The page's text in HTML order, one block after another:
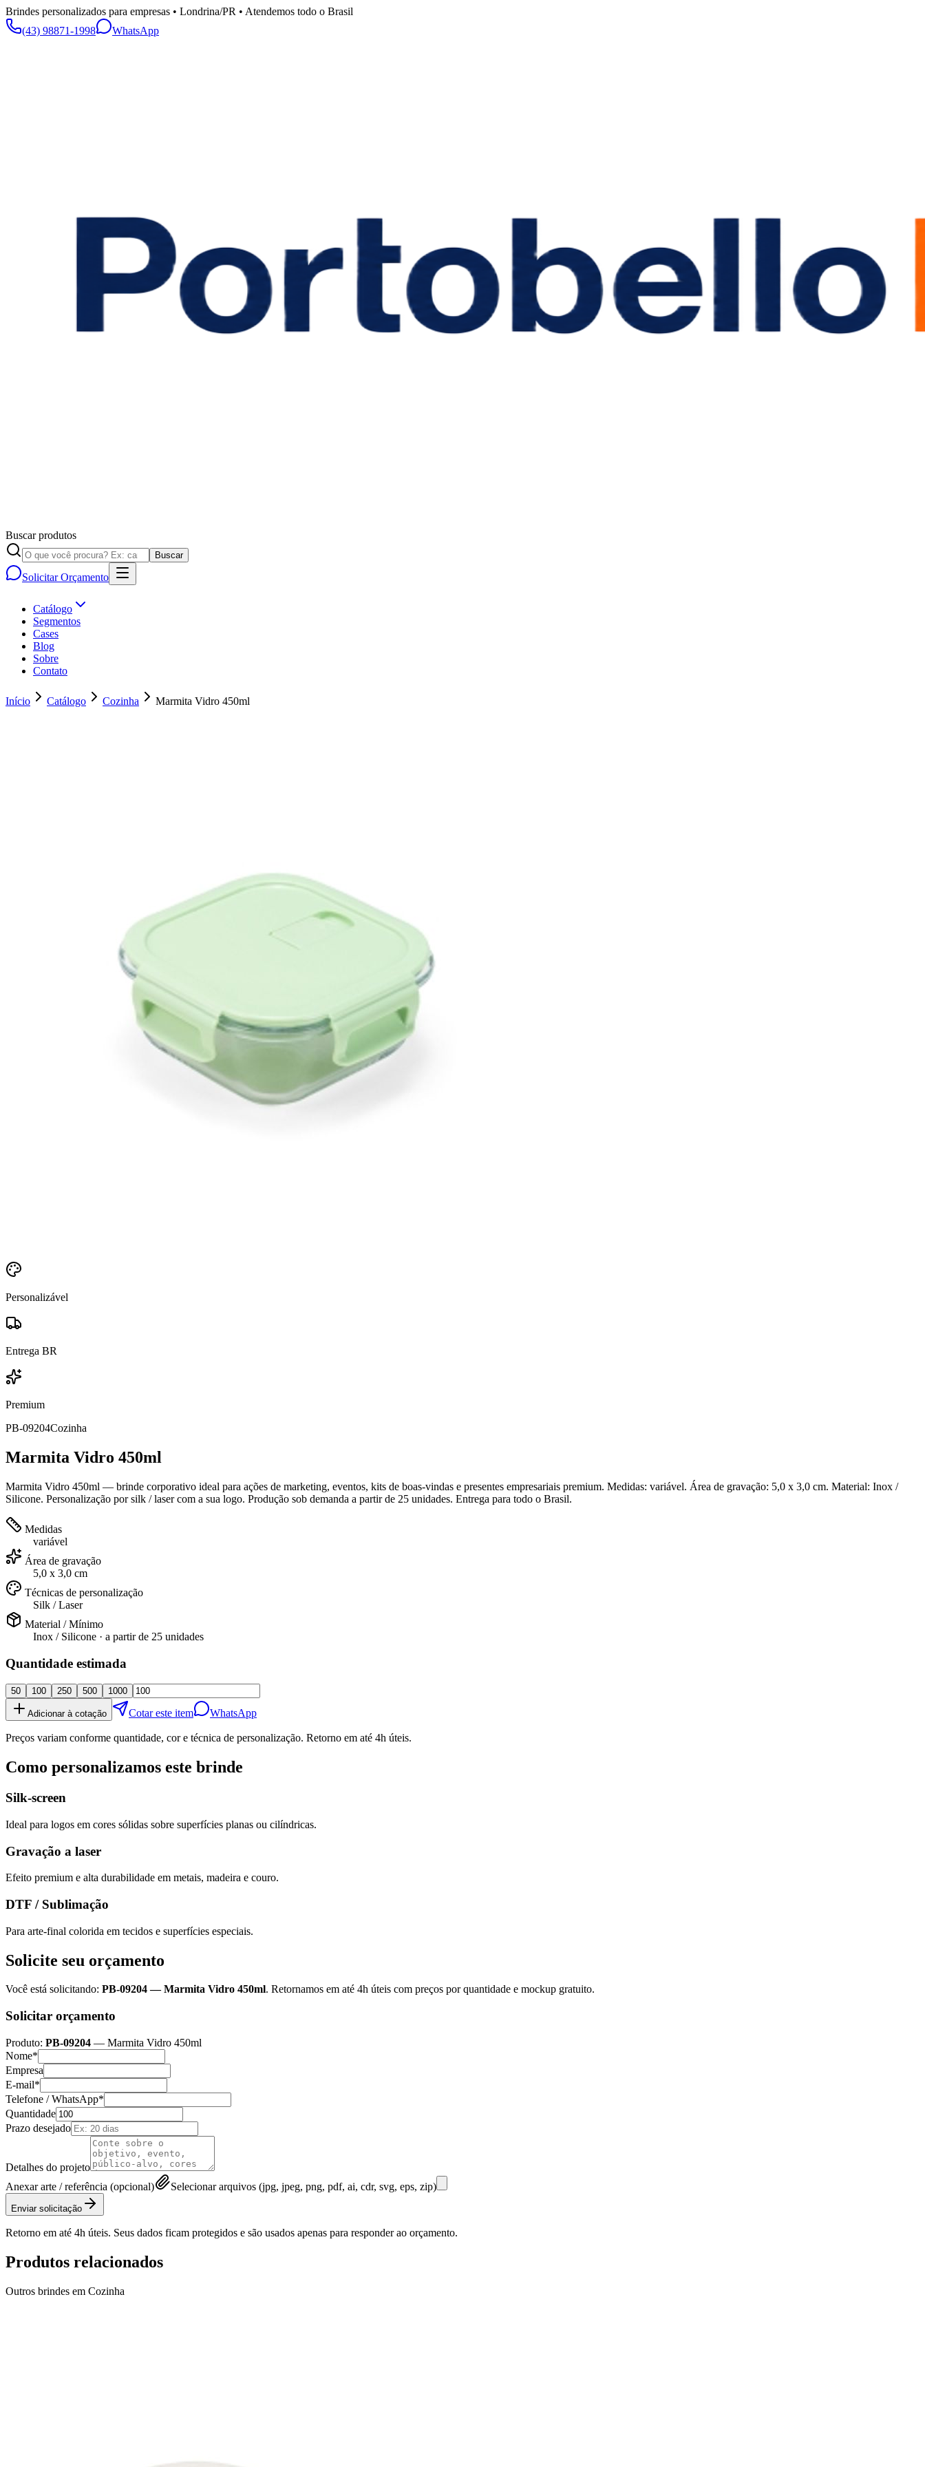
Brindes personalizados para empresas • Londrina/PR • Atendemos todo o Brasil
(43) 98871-1998
WhatsApp
Buscar produtos
Buscar
Solicitar Orçamento
Catálogo
Segmentos
Cases
Blog
Sobre
Contato
Início Catálogo Cozinha Marmita Vidro 450ml
Personalizável
Entrega BR
Premium
PB-09204Cozinha
Marmita Vidro 450ml
Marmita Vidro 450ml — brinde corporativo ideal para ações de marketing, eventos, kits de boas-vindas e presentes empresariais premium. Medidas: variável. Área de gravação: 5,0 x 3,0 cm. Material: Inox /
Silicone. Personalização por silk / laser com a sua logo. Produção sob demanda a partir de 25 unidades. Entrega para todo o Brasil.
Medidas
variável
Área de gravação
5,0 x 3,0 cm
Técnicas de personalização
Silk / Laser
Material / Mínimo
Inox / Silicone · a partir de 25 unidades
Quantidade estimada
50 100 250 500 1000
Adicionar à cotação Cotar este item WhatsApp
Preços variam conforme quantidade, cor e técnica de personalização. Retorno em até 4h úteis.
Como personalizamos este brinde
Silk-screen
Ideal para logos em cores sólidas sobre superfícies planas ou cilíndricas.
Gravação a laser
Efeito premium e alta durabilidade em metais, madeira e couro.
DTF / Sublimação
Para arte-final colorida em tecidos e superfícies especiais.
Solicite seu orçamento
Você está solicitando: PB-09204—Marmita Vidro 450ml. Retornamos em até 4h úteis com preços por quantidade e mockup gratuito.
Solicitar orçamento
Produto: PB-09204 — Marmita Vidro 450ml
Nome*
Empresa
E-mail*
Telefone / WhatsApp*
Quantidade
Prazo desejado
Detalhes do projeto
Anexar arte / referência (opcional)
Selecionar arquivos (jpg, jpeg, png, pdf, ai, cdr, svg, eps, zip)
Enviar solicitação
Retorno em até 4h úteis. Seus dados ficam protegidos e são usados apenas para responder ao orçamento.
Produtos relacionados
Outros brindes em Cozinha